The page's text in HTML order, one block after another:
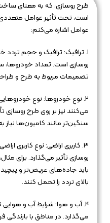
طرح روسازی، که به معنای
است، تحت تأثیر عوامل متعددی
عوامل اشاره می‌کنم:
۱. ترافیک: ترافیک و حجم تردد
روسازی است. تعداد خودروها،
تصمیمات مربوط به طرح و
۲. نوع خودروها: نوع
می‌کنند نیز بر روی طرح روسازی
سنگین‌تر مانند کامیون‌ها
۳. کاربری اراضی: نوع کاربری
روسازی تأثیر می‌گذارد. برای
باید جاده‌های عریض‌تر و
بالای تردد را تحمل کنند.
۴. آب و هوا: شرایط آب و هوایی
می‌گذارد. در مناطق با